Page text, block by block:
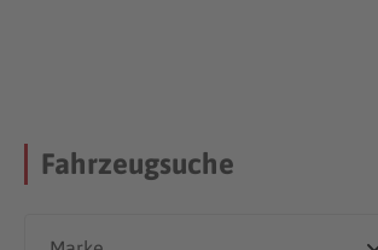
Fahrzeugsuche